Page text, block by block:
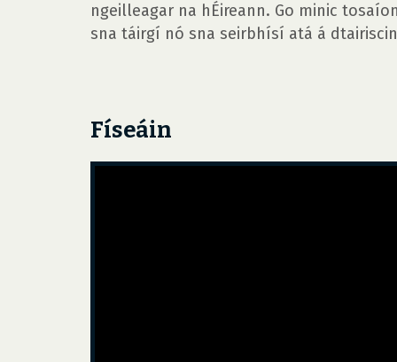
ngeilleagar na hÉireann. Go minic
sna táirgí nó sna seirbhísí atá á
Físeáin